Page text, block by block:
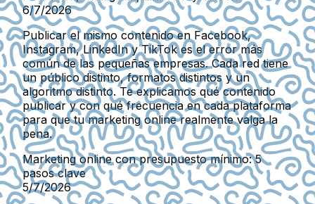
6/7/2026
Publicar el mismo contenido en Facebook,
Instagram, LinkedIn y TikTok es el error más
común de las pequeñas empresas. Cada red tiene
un público distinto, formatos distintos y un
algoritmo distinto. Te explicamos qué contenido
publicar y con qué frecuencia en cada plataforma
para que tu marketing online realmente valga la
pena.
Marketing online con presupuesto mínimo: 5
pasos clave
5/7/2026